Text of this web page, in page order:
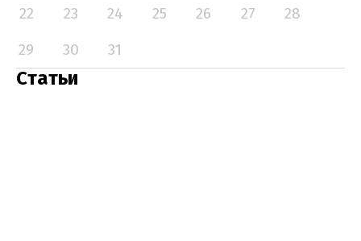
22
23 24 25 26 27
28
29
30 31
Статьи